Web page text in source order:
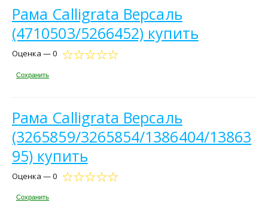
Рама Calligrata Версаль
(4710503/5266452) купить
Оценка — 0
Сохранить
Рама Calligrata Версаль
(3265859/3265854/1386404/13863
95) купить
Оценка — 0
Сохранить